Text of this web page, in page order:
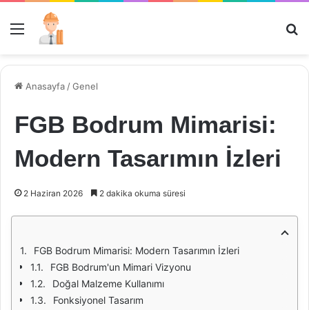
Menü
Anasayfa /Genel
FGB Bodrum Mimarisi:
Modern Tasarımın İzleri
2 Haziran 2026 2 dakika okuma süresi
FGB Bodrum Mimarisi: Modern Tasarımın İzleri
FGB Bodrum'un Mimari Vizyonu
Doğal Malzeme Kullanımı
Fonksiyonel Tasarım